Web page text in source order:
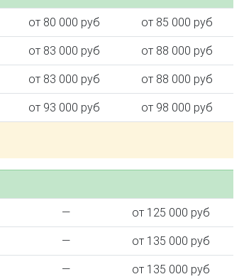
от 80 000 руб от 85 000 руб
от 83 000 руб от 88 000 руб
от 83 000 руб от 88 000 руб
от 93 000 руб от 98 000 руб
— от 125 000 руб
— от 135 000 руб
— от 135 000 руб